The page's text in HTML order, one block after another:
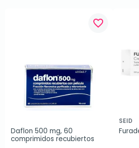
favorite_border
Daflon 500 mg, 60
comprimidos recubiertos
SEID